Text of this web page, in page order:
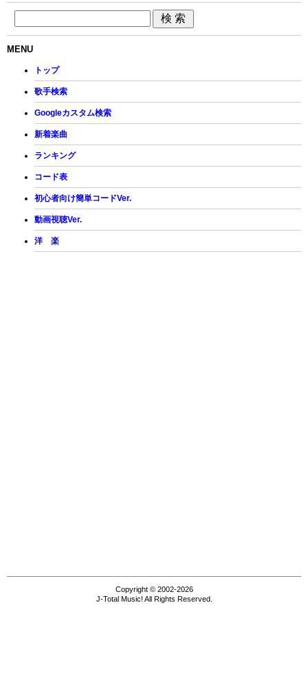
MENU
トップ
歌手検索
Googleカスタム検索
新着楽曲
ランキング
コード表
初心者向け簡単コードVer.
動画視聴Ver.
洋 楽
Copyright © 2002-2026
J-Total Music! All Rights Reserved.